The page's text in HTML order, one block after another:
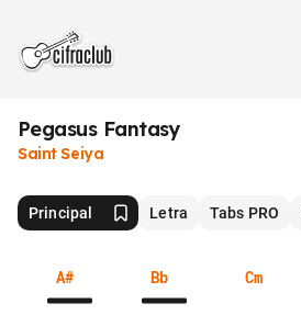
Pegasus Fantasy
Saint Seiya
Principal Letra Tabs PRO
A# Bb Cm